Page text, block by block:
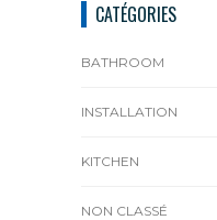
CATÉGORIES
BATHROOM
INSTALLATION
KITCHEN
NON CLASSÉ